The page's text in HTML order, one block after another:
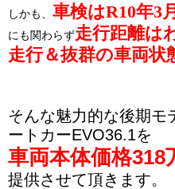
しかも、 車検はR10年3
にも関わらず走行距離は
走行＆抜群の車両状
そんな魅力的な後期モ
ートカーEVO36.1を
車両本体価格318
提供させて頂きます。